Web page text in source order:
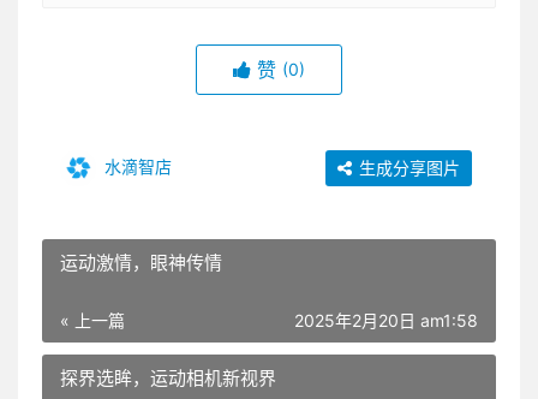
赞 (0)
水滴智店 生成分享图片
运动激情，眼神传情
« 上一篇 2025年2月20日 am1:58
探界选眸，运动相机新视界